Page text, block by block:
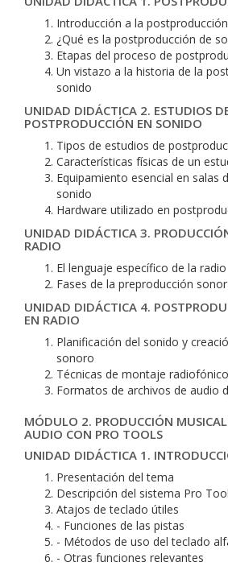
Introducción a la
¿Qué es la postproducción de
Etapas del proceso de
Un vistazo a la historia de la
sonido
UNIDAD DIDÁCTICA 2. ESTUDIOS
POSTPRODUCCIÓN EN SONIDO
Tipos de estudios de
Características físicas de un
Equipamiento esencial en salas
sonido
Hardware utilizado en
UNIDAD DIDÁCTICA 3.
RADIO
El lenguaje específico de la radio
Fases de la preproducción
UNIDAD DIDÁCTICA 4.
EN RADIO
Planificación del sonido y
sonoro
Técnicas de montaje radiofónico
Formatos de archivos de audio
MÓDULO 2. PRODUCCIÓN
AUDIO CON PRO TOOLS
UNIDAD DIDÁCTICA 1.
Presentación del tema
Descripción del sistema Pro
Atajos de teclado útiles
- Funciones de las pistas
- Métodos de uso del teclado
- Otras funciones relevantes